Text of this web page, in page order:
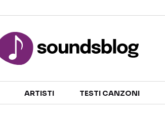
ARTISTI TESTI CANZONI